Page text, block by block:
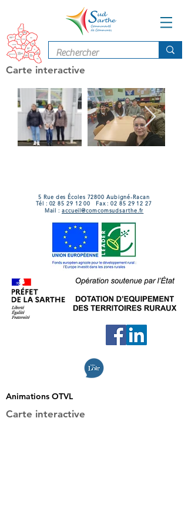
Carte interactive
5 Rue des Écoles 72800 Aubigné-Racan
Tél : 02 85 29 12 00 Fax :02 85 29 12 27
Mail : accueil@comcomsudsarthe.fr
Animations OTVL
Carte interactive